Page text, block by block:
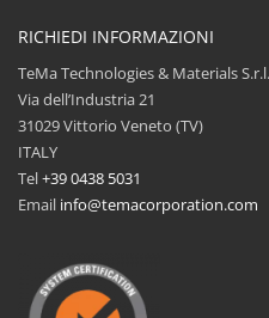
RICHIEDI INFORMAZIONI
TeMa Technologies & Materials S.r.l.
Via dell’Industria 21
31029 Vittorio Veneto (TV)
ITALY
Tel+39 0438 5031
Email info@temacorporation.com